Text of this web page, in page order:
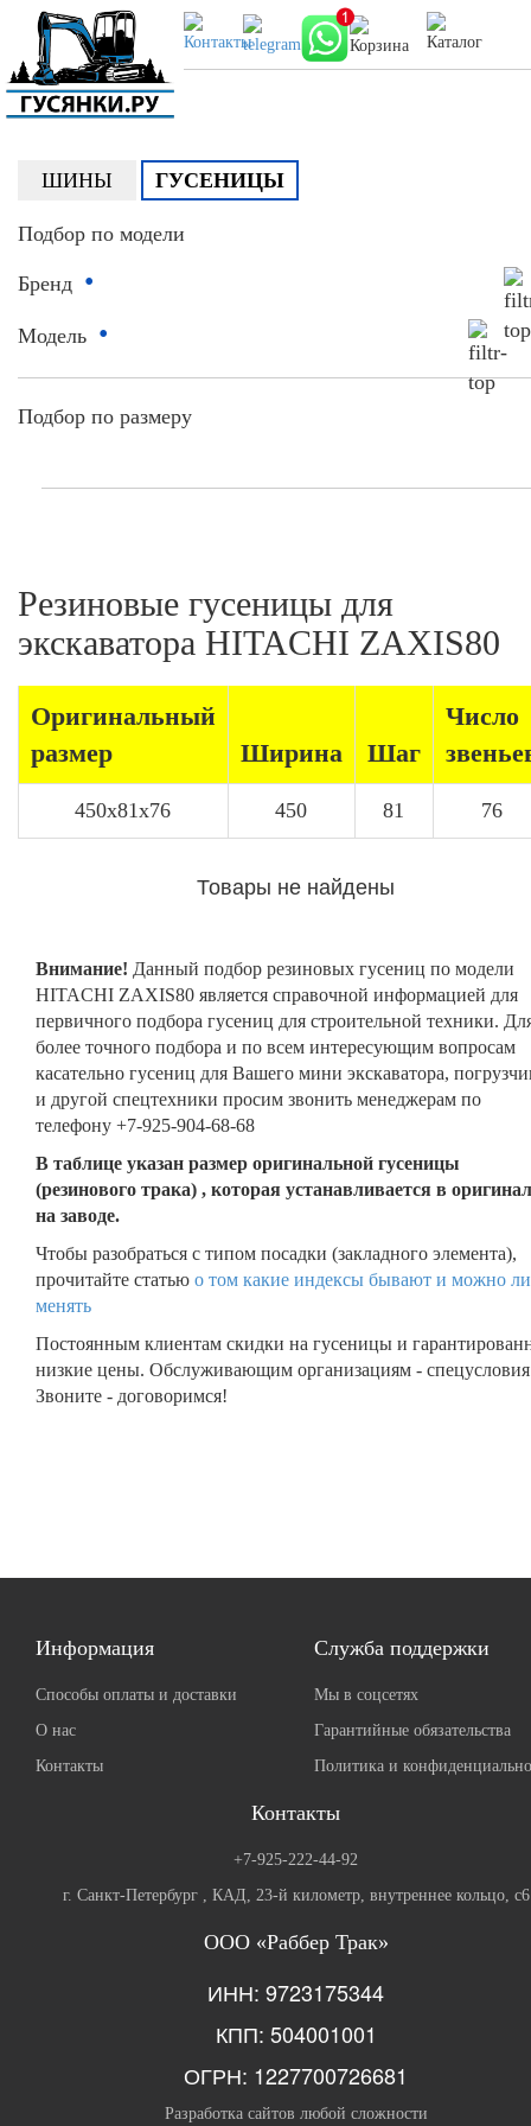
ШИНЫ ГУСЕНИЦЫ
Подбор по модели
Бренд •
Модель •
Подбор по размеру
Резиновые гусеницы для
экскаватора HITACHI ZAXIS80
Оригинальный
размер
Ширина Шаг
Число
450x81x76 450 81 76
Товары не найдены
Внимание! Данный подбор резиновых гусениц по модели
HITACHI ZAXIS80 является справочной информацией для
первичного подбора гусениц для строительной техники.
более точного подбора и по всем интересующим вопросам
касательно гусениц для Вашего мини экскаватора,
и другой спецтехники просим звонить менеджерам по
телефону +7-925-904-68-68
В таблице указан размер оригинальной гусеницы
(резинового трака) , которая устанавливается в
на заводе.
Чтобы разобраться с типом посадки (закладного элемента),
прочитайте статью о том какие индексы бывают и можно
менять
Постоянным клиентам скидки на гусеницы и
низкие цены. Обслуживающим организациям -
Звоните - договоримся!
Информация
Способы оплаты и доставки
О нас
Контакты
Служба поддержки
Мы в соцсетях
Гарантийные обязательства
Политика и
Контакты
+7-925-222-44-92
г. Санкт-Петербург , КАД, 23-й километр, внутреннее кольцо, с6
ООО «Раббер Трак»
ИНН: 9723175344
КПП: 504001001
ОГРН: 1227700726681
Разработка сайтов любой сложности